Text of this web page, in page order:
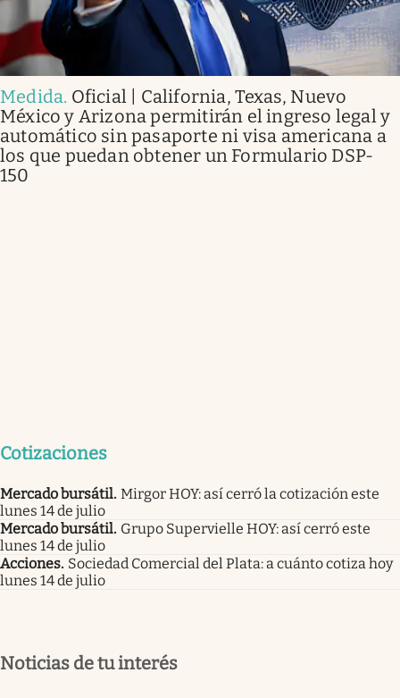
Medida. Oficial | California, Texas, Nuevo
México y Arizona permitirán el ingreso legal y
automático sin pasaporte ni visa americana a
los que puedan obtener un Formulario DSP-
150
Cotizaciones
Mercado bursátil. Mirgor HOY: así cerró la cotización este
lunes 14 de julio
Mercado bursátil. Grupo Supervielle HOY: así cerró este
lunes 14 de julio
Acciones. Sociedad Comercial del Plata: a cuánto cotiza hoy
lunes 14 de julio
Noticias de tu interés